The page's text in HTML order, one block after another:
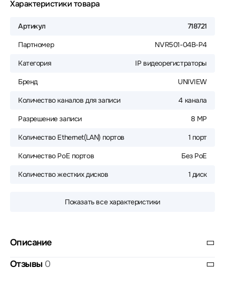
Характеристики товара
Артикул 718721
Партномер NVR501-04B-P4
Категория IP видеорегистраторы
Бренд UNIVIEW
Количество каналов для записи 4 канала
Разрешение записи 8 MP
Количество Ethernet(LAN) портов 1 порт
Количество PoE портов Без PoE
Количество жестких дисков 1 диск
Показать все характеристики
Описание
Отзывы 0